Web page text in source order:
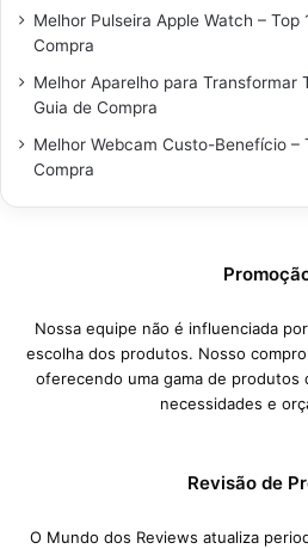
Melhor Pulseira Apple Watch – Top
Compra
Melhor Aparelho para Transformar
Guia de Compra
Melhor Webcam Custo-Benefício –
Compra
Nossa equipe não é influenciada
escolha dos produtos. Nosso
oferecendo uma gama de produtos
necessidades e
Revisão de
O Mundo dos Reviews atualiza